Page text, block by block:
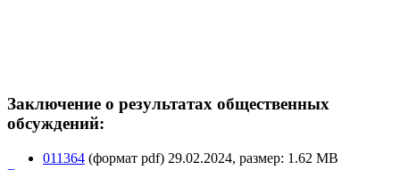
Заключение о результатах общественных
обсуждений:
011364 (формат pdf) 29.02.2024, размер: 1.62 MB